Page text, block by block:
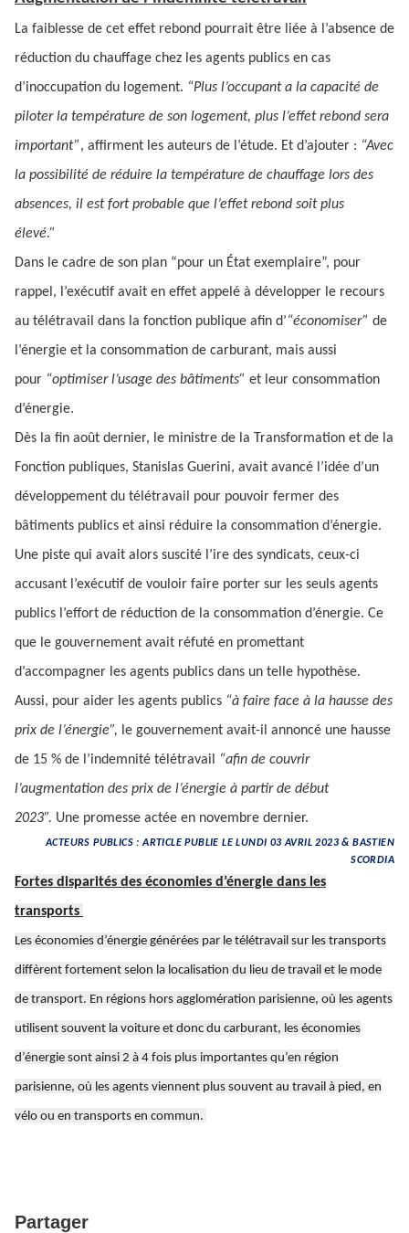
La faiblesse de cet effet rebond pourrait être liée à l’absence de
réduction du chauffage chez les agents publics en cas
d’inoccupation du logement. “Plus l’occupant a la capacité de
piloter la température de son logement, plus l’effet rebond sera
important”, affirment les auteurs de l’étude. Et d’ajouter : “Avec
la possibilité de réduire la température de chauffage lors des
absences, il est fort probable que l’effet rebond soit plus
élevé.”
Dans le cadre de son plan “pour un État exemplaire”, pour
rappel, l’exécutif avait en effet appelé à développer le recours
au télétravail dans la fonction publique afin d’“économiser” de
l’énergie et la consommation de carburant, mais aussi
pour “optimiser l’usage des bâtiments” et leur consommation
d’énergie.
Dès la fin août dernier, le ministre de la Transformation et de la
Fonction publiques, Stanislas Guerini, avait avancé l’idée d’un
développement du télétravail pour pouvoir fermer des
bâtiments publics et ainsi réduire la consommation d’énergie.
Une piste qui avait alors suscité l’ire des syndicats, ceux-ci
accusant l’exécutif de vouloir faire porter sur les seuls agents
publics l’effort de réduction de la consommation d’énergie. Ce
que le gouvernement avait réfuté en promettant
d’accompagner les agents publics dans un telle hypothèse.
Aussi, pour aider les agents publics “à faire face à la hausse des
prix de l’énergie”, le gouvernement avait-il annoncé une hausse
de 15 % de l’indemnité télétravail
“afin de couvrir
l’augmentation des prix de l’énergie à partir de début
2023”. Une promesse actée en novembre dernier.
ACTEURS PUBLICS : ARTICLE PUBLIE LE LUNDI 03 AVRIL 2023 & BASTIEN
SCORDIA
Fortes disparités des économies d’énergie dans les
transports
Les économies d’énergie générées par le télétravail sur les transports
diffèrent fortement selon la localisation du lieu de travail et le mode
de transport. En régions hors agglomération parisienne, où les agents
utilisent souvent la voiture et donc du carburant, les économies
d’énergie sont ainsi 2 à 4 fois plus importantes qu’en région
parisienne, où les agents viennent plus souvent au travail à pied, en
vélo ou en transports en commun.
Partager